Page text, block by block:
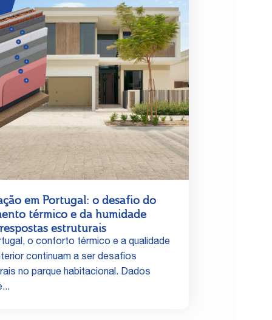
em Portugal: o desafio do
térmico e da humidade
estruturais
o conforto térmico e a qualidade
continuam a ser desafios
no parque habitacional. Dados